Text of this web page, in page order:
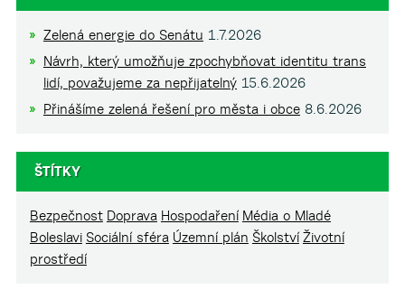
Zelená energie do Senátu 1.7.2026
Návrh, který umožňuje zpochybňovat identitu trans
lidí, považujeme za nepřijatelný 15.6.2026
Přinášíme zelená řešení pro města i obce 8.6.2026
ŠTÍTKY
Bezpečnost Doprava Hospodaření Média o Mladé
Boleslavi Sociální sféra Územní plán Školství Životní
prostředí